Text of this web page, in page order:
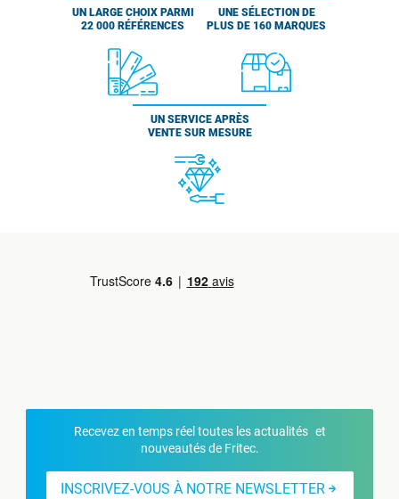
UN LARGE CHOIX PARMI
22 000 RÉFÉRENCES
UNE SÉLECTION DE
PLUS DE 160 MARQUES
UN SERVICE APRÈS
VENTE SUR MESURE
Recevez en temps réel toutes les actualités et
nouveautés de Fritec.
INSCRIVEZ-VOUS À NOTRE NEWSLETTER